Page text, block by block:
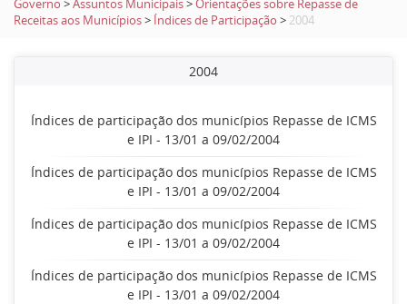
Governo >Assuntos Municipais>Orientações sobre Repasse de
Receitas aos Municípios> Índices de Participação > 2004
2004
Índices de participação dos municípios Repasse de ICMS
e IPI - 13/01 a 09/02/2004
Índices de participação dos municípios Repasse de ICMS
e IPI - 13/01 a 09/02/2004
Índices de participação dos municípios Repasse de ICMS
e IPI - 13/01 a 09/02/2004
Índices de participação dos municípios Repasse de ICMS
e IPI - 13/01 a 09/02/2004